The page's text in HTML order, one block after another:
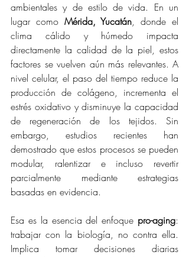
ambientales y de estilo de vida. En un
lugar como Mérida, Yucatán, donde el
clima cálido y húmedo impacta
directamente la calidad de la piel, estos
factores se vuelven aún más relevantes. A
nivel celular, el paso del tiempo reduce la
producción de colágeno, incrementa el
estrés oxidativo y disminuye la capacidad
de regeneración de los tejidos. Sin
embargo, estudios recientes han
demostrado que estos procesos se pueden
modular, ralentizar e incluso revertir
parcialmente mediante estrategias
basadas en evidencia.
Esa es la esencia del enfoque pro-aging:
trabajar con la biología, no contra ella.
Implica tomar decisiones diarias